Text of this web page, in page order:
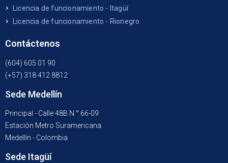
Licencia de funcionamiento - Itagüí
Licencia de funcionamiento - Rionegro
Contáctenos
(604) 605 01 90
(+57) 318 412 8812
Sede Medellín
Principal - Calle 48B N ° 66-09
Estación Metro Suramericana
Medellín - Colombia
Sede Itagüí